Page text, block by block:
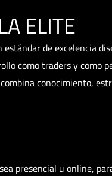
ELITE
de excelencia
como traders y como
conocimiento,
presencial u online,